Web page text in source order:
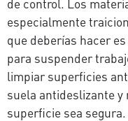
de control. Los
especialmente
que deberías hacer
para suspender
limpiar superficies
suela antideslizante y
superficie sea segura.